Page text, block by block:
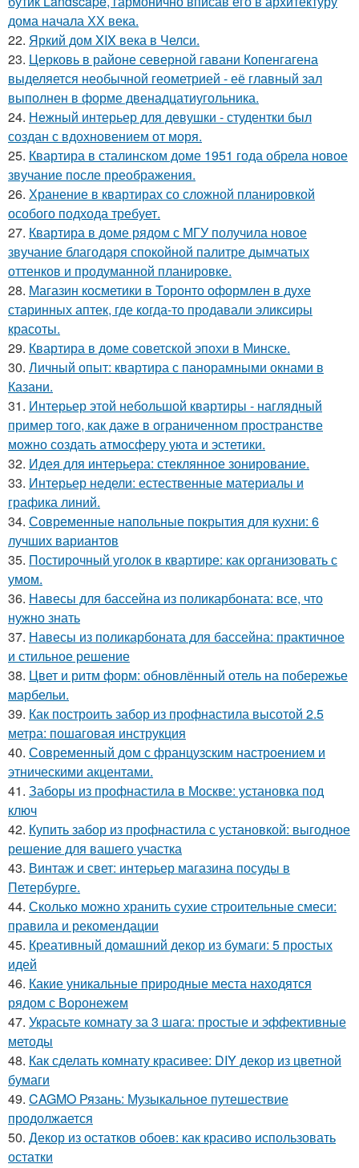
дома начала ХХ века.
22. Яркий дом XIX века в Челси.
23. Церковь в районе северной гавани Копенгагена
выделяется необычной геометрией - её главный зал
выполнен в форме двенадцатиугольника.
24. Нежный интерьер для девушки - студентки был
создан с вдохновением от моря.
25. Квартира в сталинском доме 1951 года обрела новое
звучание после преображения.
26. Хранение в квартирах со сложной планировкой
особого подхода требует.
27. Квартира в доме рядом с МГУ получила новое
звучание благодаря спокойной палитре дымчатых
оттенков и продуманной планировке.
28. Магазин косметики в Торонто оформлен в духе
старинных аптек, где когда-то продавали эликсиры
красоты.
29. Квартира в доме советской эпохи в Минске.
30. Личный опыт: квартира с панорамными окнами в
Казани.
31. Интерьер этой небольшой квартиры - наглядный
пример того, как даже в ограниченном пространстве
можно создать атмосферу уюта и эстетики.
32. Идея для интерьера: стеклянное зонирование.
33. Интерьер недели: естественные материалы и
графика линий.
34. Современные напольные покрытия для кухни: 6
лучших вариантов
35. Постирочный уголок в квартире: как организовать с
умом.
36. Навесы для бассейна из поликарбоната: все, что
нужно знать
37. Навесы из поликарбоната для бассейна: практичное
и стильное решение
38. Цвет и ритм форм: обновлённый отель на побережье
марбельи.
39. Как построить забор из профнастила высотой 2.5
метра: пошаговая инструкция
40. Современный дом с французским настроением и
этническими акцентами.
41. Заборы из профнастила в Москве: установка под
ключ
42. Купить забор из профнастила с установкой: выгодное
решение для вашего участка
43. Винтаж и свет: интерьер магазина посуды в
Петербурге.
44. Сколько можно хранить сухие строительные смеси:
правила и рекомендации
45. Креативный домашний декор из бумаги: 5 простых
идей
46. Какие уникальные природные места находятся
рядом с Воронежем
47. Украсьте комнату за 3 шага: простые и эффективные
методы
48. Как сделать комнату красивее: DIY декор из цветной
бумаги
49. CAGMO Рязань: Музыкальное путешествие
продолжается
50. Декор из остатков обоев: как красиво использовать
остатки